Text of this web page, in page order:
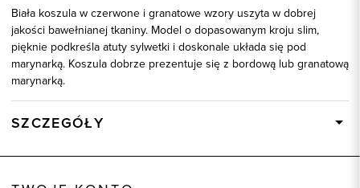
Biała koszula w czerwone i granatowe wzory uszyta w dobrej
jakości bawełnianej tkaniny. Model o dopasowanym kroju slim,
pięknie podkreśla atuty sylwetki i doskonale układa się pod
marynarką. Koszula dobrze prezentuje się z bordową lub granatową
marynarką.
SZCZEGÓŁY